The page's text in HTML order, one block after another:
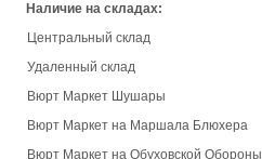
Наличие на складах:
Центральный склад
Удаленный склад
Вюрт Маркет Шушары
Вюрт Маркет на Маршала Блюхера
Вюрт Маркет на Обуховской Обороны